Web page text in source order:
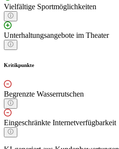
Vielfältige Sportmöglichkeiten
Unterhaltungsangebote im Theater
Kritikpunkte
Begrenzte Wasserrutschen
Eingeschränkte Internetverfügbarkeit